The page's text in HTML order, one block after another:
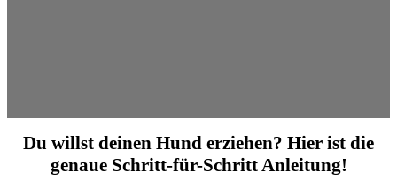
Du willst deinen Hund erziehen? Hier ist die
genaue Schritt-für-Schritt Anleitung!